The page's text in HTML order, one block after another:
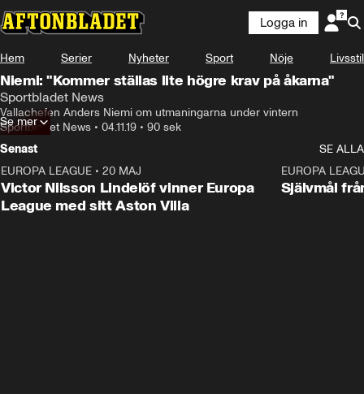
Logga in
Hem Serier Nyheter Sport Nöje Livsstil
Niemi: "Kommer ställas lite högre krav på åkarna"
Sportbladet News
Vallachefen Anders Niemi om utmaningarna under vintern
Sportbladet News • 04.11.19 • 90 sek
Se mer
Senast
SE ALLA
EUROPA LEAGUE • 20 MAJ
Victor Nilsson Lindelöf vinner Europa
League med sitt Aston Villa
EUROPA
Självmål